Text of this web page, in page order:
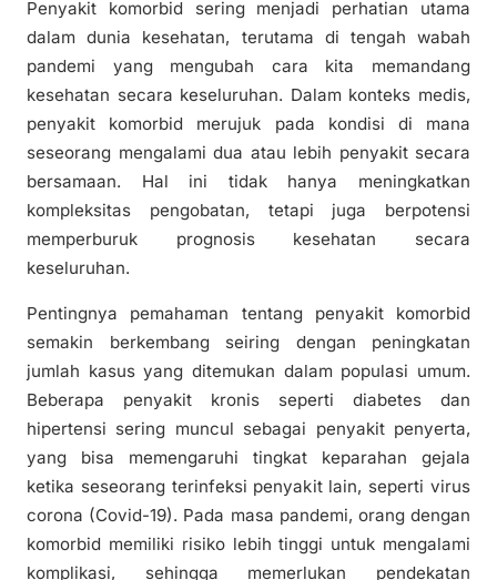
Penyakit komorbid sering menjadi perhatian utama
dalam dunia kesehatan, terutama di tengah wabah
pandemi yang mengubah cara kita memandang
kesehatan secara keseluruhan. Dalam konteks medis,
penyakit komorbid merujuk pada kondisi di mana
seseorang mengalami dua atau lebih penyakit secara
bersamaan. Hal ini tidak hanya meningkatkan
kompleksitas pengobatan, tetapi juga berpotensi
memperburuk prognosis kesehatan secara
keseluruhan.
Pentingnya pemahaman tentang penyakit komorbid
semakin berkembang seiring dengan peningkatan
jumlah kasus yang ditemukan dalam populasi umum.
Beberapa penyakit kronis seperti diabetes dan
hipertensi sering muncul sebagai penyakit penyerta,
yang bisa memengaruhi tingkat keparahan gejala
ketika seseorang terinfeksi penyakit lain, seperti virus
corona (Covid-19). Pada masa pandemi, orang dengan
komorbid memiliki risiko lebih tinggi untuk mengalami
komplikasi, sehingga memerlukan pendekatan